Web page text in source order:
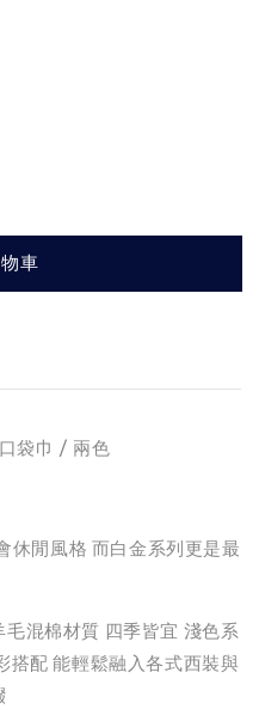
車
袋巾 / 兩色
休閒風格 而白金系列更是最
混棉材質 四季皆宜 淺色系
搭配 能輕鬆融入各式西裝與